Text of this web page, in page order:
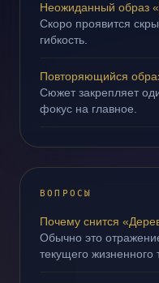
Неожиданный образ
Скоро проявится
гибкость.
Повторяющийся
Сюжет закрепляет
фокус на главное.
ВОПРОСЫ
Почему снится
Обычно это
текущего жизненного